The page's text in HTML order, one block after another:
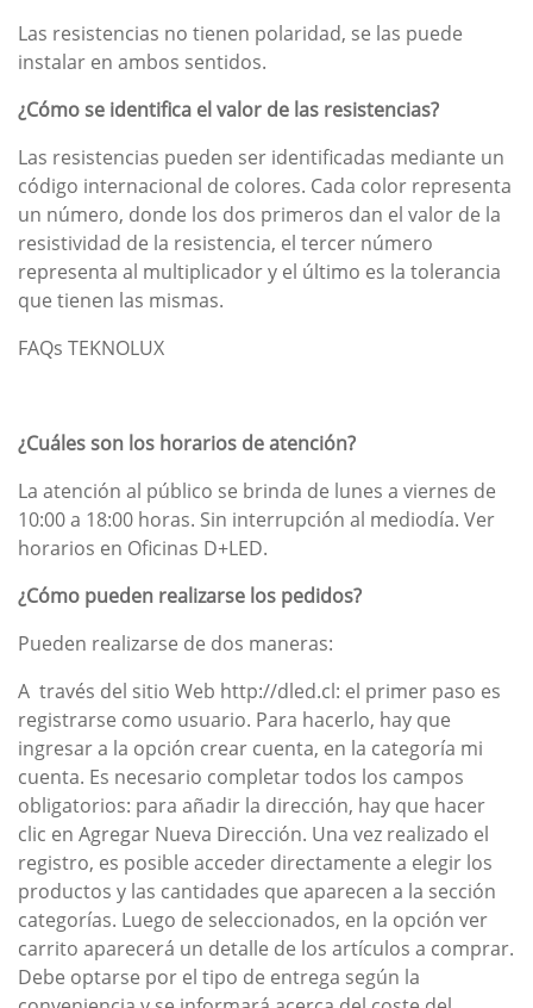
Las resistencias no tienen polaridad, se las puede
instalar en ambos sentidos.
¿Cómo se identifica el valor de las resistencias?
Las resistencias pueden ser identificadas mediante un
código internacional de colores. Cada color representa
un número, donde los dos primeros dan el valor de la
resistividad de la resistencia, el tercer número
representa al multiplicador y el último es la tolerancia
que tienen las mismas.
FAQs TEKNOLUX
¿Cuáles son los horarios de atención?
La atención al público se brinda de lunes a viernes de
10:00 a 18:00 horas. Sin interrupción al mediodía. Ver
horarios en Oficinas D+LED.
¿Cómo pueden realizarse los pedidos?
Pueden realizarse de dos maneras:
A través del sitio Web http://dled.cl: el primer paso es
registrarse como usuario. Para hacerlo, hay que
ingresar a la opción crear cuenta, en la categoría mi
cuenta. Es necesario completar todos los campos
obligatorios: para añadir la dirección, hay que hacer
clic en Agregar Nueva Dirección. Una vez realizado el
registro, es posible acceder directamente a elegir los
productos y las cantidades que aparecen a la sección
categorías. Luego de seleccionados, en la opción ver
carrito aparecerá un detalle de los artículos a comprar.
Debe optarse por el tipo de entrega según la